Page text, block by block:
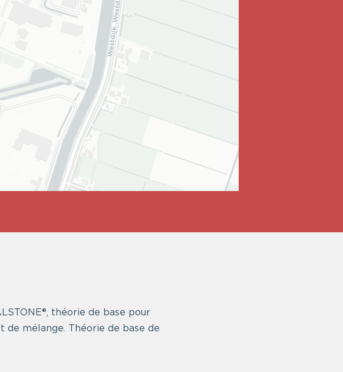
théorie de base pour
de mélange. Théorie de base de